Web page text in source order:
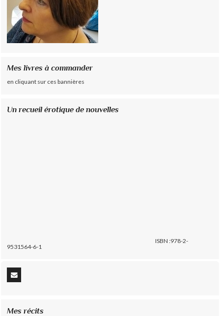
Mes livres à commander
en cliquant sur ces bannières
Un recueil érotique de nouvelles
ISBN :978-2-
9531564-6-1
Mes récits